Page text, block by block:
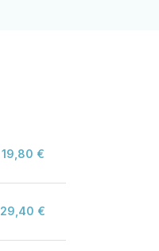
19,80 €
29,40 €